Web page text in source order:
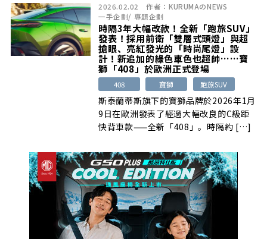
身主流品牌行列，卻也讓品牌過往以
GTI、R等運動型車款累積下來的性能形
象一下子淡化不少，直到408 GT
Rapide的引進，才重新燃起許多資深車
迷心中久違的熱血氛圍……
2026.02.02 作者： KURUMAのNEWS
一手企劃/ 專題企劃
時隔3年大幅改款！全新「跑旅SUV」
發表！採用前衛「雙層式頭燈」與超
搶眼、亮紅發光的「時尚尾燈」設
計！新追加的綠色車色也超帥……寶
獅「408」於歐洲正式登場
408 寶獅 跑旅SUV
斯泰蘭蒂斯旗下的寶獅品牌於2026年1月
9日在歐洲發表了經過大幅改良的C級距
快背車款——全新「408」。時隔約 […]